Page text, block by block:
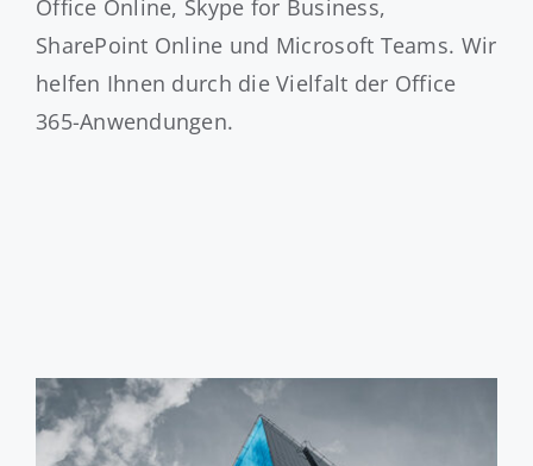
Office Online, Skype for Business,
SharePoint Online und Microsoft Teams. Wir
helfen Ihnen durch die Vielfalt der Office
365-Anwendungen.